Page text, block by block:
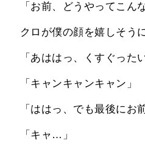
「お前、どうやってこん
クロが僕の顔を嬉しそう
「あははっ、くすぐった
「キャンキャンキャン」
「ははっ、でも最後にお
「キャ…」